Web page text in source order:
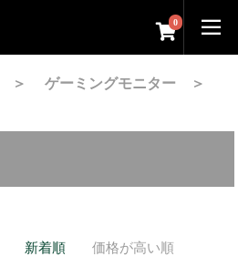
0
＞ ゲーミングモニター ＞
新着順 価格が高い順